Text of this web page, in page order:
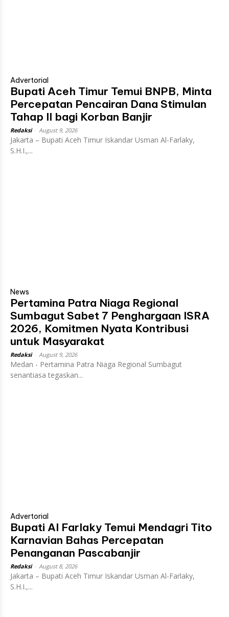
Advertorial
Bupati Aceh Timur Temui BNPB, Minta
Percepatan Pencairan Dana Stimulan
Tahap II bagi Korban Banjir
Redaksi August 9, 2026
Jakarta – Bupati Aceh Timur Iskandar Usman Al-Farlaky,
S.H.I.,...
News
Pertamina Patra Niaga Regional
Sumbagut Sabet 7 Penghargaan ISRA
2026, Komitmen Nyata Kontribusi
untuk Masyarakat
Redaksi August 9, 2026
Medan - Pertamina Patra Niaga Regional Sumbagut
senantiasa tegaskan...
Advertorial
Bupati Al Farlaky Temui Mendagri Tito
Karnavian Bahas Percepatan
Penanganan Pascabanjir
Redaksi August 8, 2026
Jakarta – Bupati Aceh Timur Iskandar Usman Al-Farlaky,
S.H.I.,...